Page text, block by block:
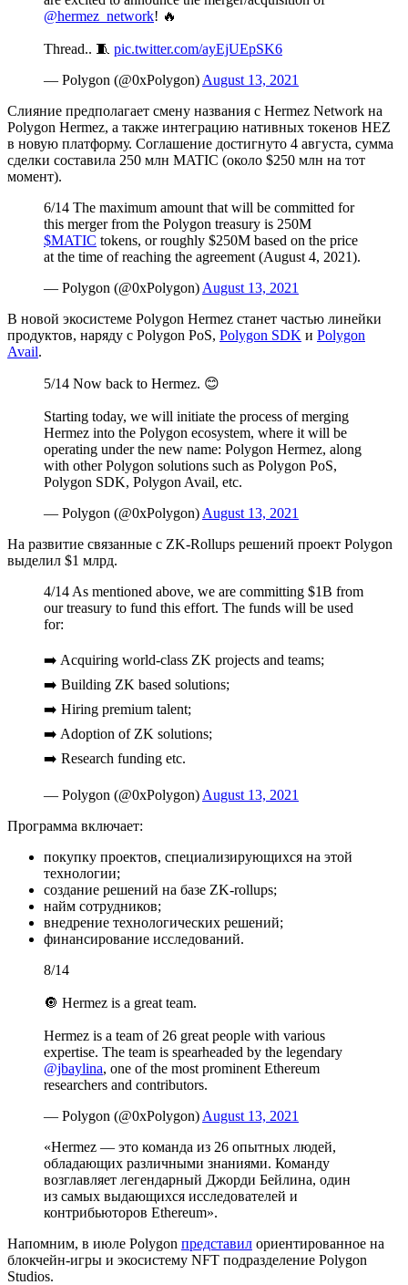
@hermez_network! 🔥
Thread.. 🧵 pic.twitter.com/ayEjUEpSK6
— Polygon (@0xPolygon) August 13, 2021
Слияние предполагает смену названия с Hermez Network на
Polygon Hermez, а также интеграцию нативных токенов HEZ
в новую платформу. Соглашение достигнуто 4 августа, сумма
сделки составила 250 млн MATIC (около $250 млн на тот
момент).
6/14 The maximum amount that will be committed for
this merger from the Polygon treasury is 250M
$MATIC tokens, or roughly $250M based on the price
at the time of reaching the agreement (August 4, 2021).
— Polygon (@0xPolygon) August 13, 2021
В новой экосистеме Polygon Hermez станет частью линейки
продуктов, наряду с Polygon PoS, Polygon SDK и Polygon
Avail.
5/14 Now back to Hermez. 😊
Starting today, we will initiate the process of merging
Hermez into the Polygon ecosystem, where it will be
operating under the new name: Polygon Hermez, along
with other Polygon solutions such as Polygon PoS,
Polygon SDK, Polygon Avail, etc.
— Polygon (@0xPolygon) August 13, 2021
На развитие связанные с ZK-Rollups решений проект Polygon
выделил $1 млрд.
4/14 As mentioned above, we are committing $1B from
our treasury to fund this effort. The funds will be used
for:
➡️ Acquiring world-class ZK projects and teams;
➡️ Building ZK based solutions;
➡️ Hiring premium talent;
➡️ Adoption of ZK solutions;
➡️ Research funding etc.
— Polygon (@0xPolygon) August 13, 2021
Программа включает:
покупку проектов, специализирующихся на этой
технологии;
создание решений на базе ZK-rollups;
найм сотрудников;
внедрение технологических решений;
финансирование исследований.
8/14
🔘 Hermez is a great team.
Hermez is a team of 26 great people with various
expertise. The team is spearheaded by the legendary
@jbaylina, one of the most prominent Ethereum
researchers and contributors.
— Polygon (@0xPolygon) August 13, 2021
«Hermez — это команда из 26 опытных людей,
обладающих различными знаниями. Команду
возглавляет легендарный Джорди Бейлина, один
из самых выдающихся исследователей и
контрибьюторов Ethereum».
Напомним, в июле Polygon представил ориентированное на
блокчейн-игры и экосистему NFT подразделение Polygon
Studios.